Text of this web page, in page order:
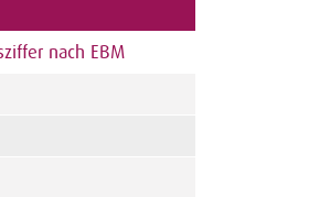
nach EBM